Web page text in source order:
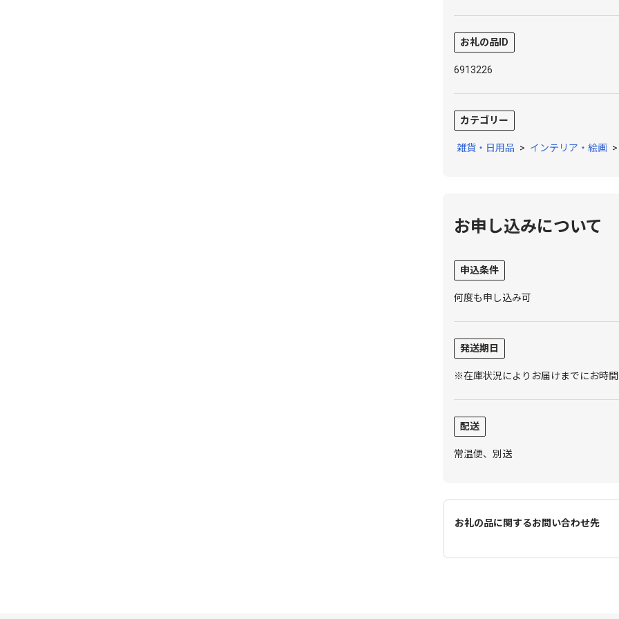
お礼の品ID
6913226
カテゴリー
雑貨・日用品 > インテリア・絵画 >
お申し込みについて
申込条件
何度も申し込み可
発送期日
※在庫状況によりお届けまでにお時間
配送
常温便、別送
お礼の品に関するお問い合わせ先